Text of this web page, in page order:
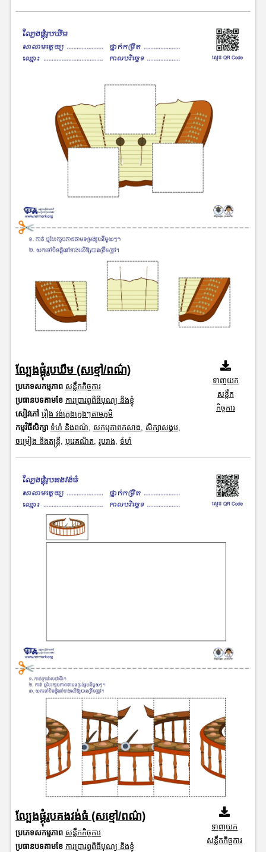
ល្បែងផ្គុំរូបឃឹម (សខ្មៅ/ពណ៌)
ប្រភេទសកម្មភាព សន្លឹកកិច្ចការ
ប្រធានបទតាមខែ ការប្រារព្ធពិធីបុណ្យ និងខ្ញុំ
សៀវភៅ រឿង វង់ភ្លេងក្មេងៗតាមភូមិ
កម្មវិធីសិក្សា ទំហំ និងពណ៌ សកម្មភាពកសាង សិក្សាសង្គម,
ចម្រៀង និងតន្ត្រី បុរេគណិត រូបរាង ទំហំ
ទាញយក
សន្លឹក
កិច្ចការ
ល្បែងផ្គុំរូបគងវង់ធំ (សខ្មៅ/ពណ៌)
ប្រភេទសកម្មភាព សន្លឹកកិច្ចការ
ប្រធានបទតាមខែ ការប្រារព្ធពិធីបុណ្យ និងខ្ញុំ
ទាញយក
សន្លឹកកិច្ចការ